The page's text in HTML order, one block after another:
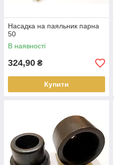
Насадка на паяльник парна
50
В наявності
324,90 ₴
Купити